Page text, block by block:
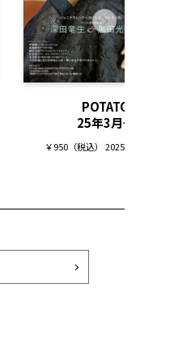
POTATO
25年3月号
￥950（税込） 2025.02.07発売